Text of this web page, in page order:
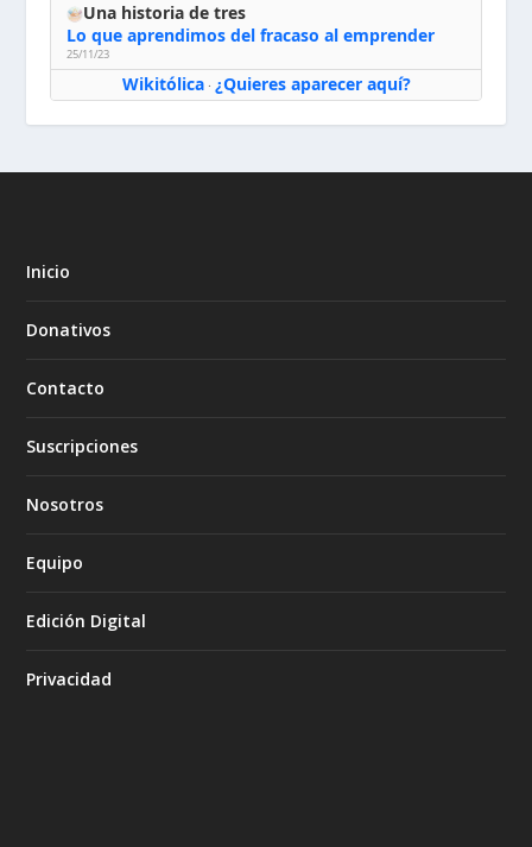
Una historia de tres
Lo que aprendimos del fracaso al emprender
25/11/23
Wikitólica· ¿Quieres aparecer aquí?
Inicio
Donativos
Contacto
Suscripciones
Nosotros
Equipo
Edición Digital
Privacidad